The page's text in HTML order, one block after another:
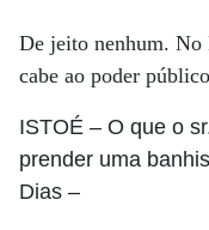
De jeito nenhum. No
cabe ao poder
ISTOÉ – O que o
prender uma
Dias –